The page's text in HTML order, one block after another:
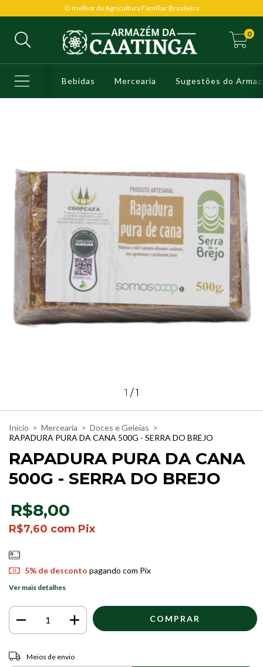
O melhor da Agricultura Familiar Brasileira
0
Bebidas Mercearia Sugestões do
1 /1
Início > Mercearia > Doces e Geleias >
RAPADURA PURA DA CANA 500G - SERRA DO BREJO
RAPADURA PURA DA CANA
500G - SERRA DO BREJO
R$8,00
R$7,60 com Pix
5% de desconto pagando com Pix
Ver mais detalhes
Entregas para o CEP:
Meios de envio